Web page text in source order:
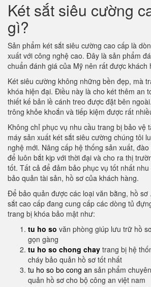
Két sắt siêu cường
gì?
Sản phẩm két sắt siêu cường cao cấp là
xuất với công nghệ cao. Đây là sản phẩm
chuẩn đánh giá của Mỹ nên rất được khách
Két siêu cường không những bền đẹp, mà
khóa hiện đại. Điều này là cho két thêm an
thiết kế bản lề cánh treo được đặt bên
trông khỏe khoắn và tiếp kiệm được rất
Không chỉ phục vụ nhu cầu trang bị bảo vệ
máy sản xuất két sắt siêu cường chúng tôi
nghệ mới. Nâng cấp hệ thống sản xuất,
để luôn bắt kịp với thời đại và cho ra thị
tốt. Tất cả để đảm bảo phục vụ tốt nhất
bảo quản tài sản, hồ sơ của khách hàng.
Để bảo quản được các loại văn bằng, hồ sơ
sắt cao cấp đang cung cấp các dòng tủ
trang bị khóa bảo mật như:
tu ho so văn phòng giúp lưu trữ hồ
gọn gàng
tu ho so chong chay trang bị hệ
cháy bảo quản hồ sơ tốt nhất
tu ho so bo cong an sản phẩm
quản hồ sơ cho bộ công an việt nam